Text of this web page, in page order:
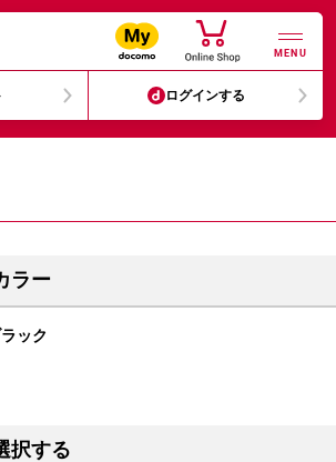
MENU
ログインする
ラー
ック
択する